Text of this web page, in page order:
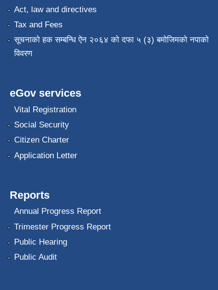
Act, law and directives
Tax and Fees
सूचनाको हक सम्बन्धि ऐन २०६४ को दफा ५ (३) बमोजिमको नपाको
विवरण
eGov services
Vital Registration
Social Security
Citizen Charter
Application Letter
Reports
Annual Progress Report
Trimester Progress Report
Public Hearing
Public Audit